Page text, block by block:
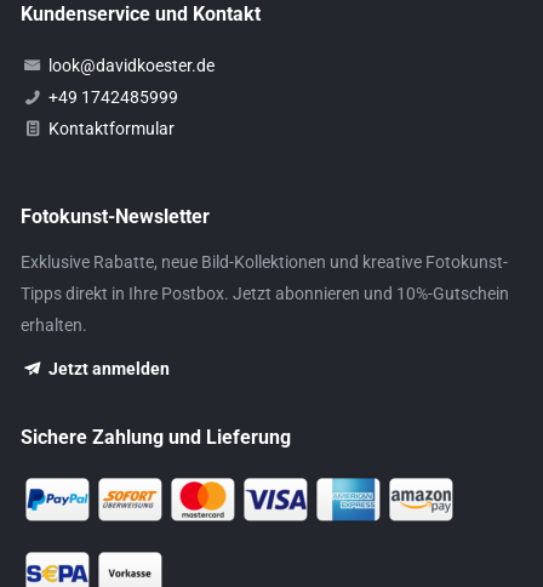
Kundenservice und Kontakt
look@davidkoester.de
+49 1742485999
Kontaktformular
Fotokunst-Newsletter
Exklusive Rabatte, neue Bild-Kollektionen und kreative Fotokunst-
Tipps direkt in Ihre Postbox. Jetzt abonnieren und 10%-Gutschein
erhalten.
Jetzt anmelden
Sichere Zahlung und Lieferung